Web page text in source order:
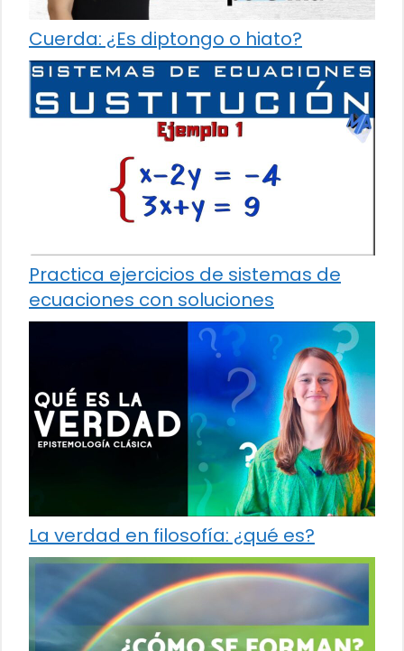
Cuerda: ¿Es diptongo o hiato?
Practica ejercicios de sistemas de
ecuaciones con soluciones
La verdad en filosofía: ¿qué es?